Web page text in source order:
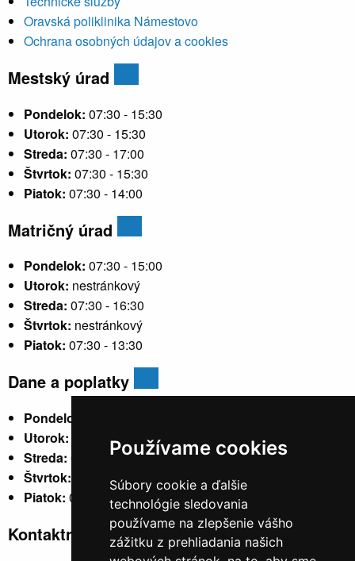
Používame cookies
Súbory cookie a ďalšie
technológie sledovania
používame na zlepšenie vášho
zážitku z prehliadania našich
Oravská poliklinika Námestovo
Ochrana osobných údajov a cookies
Mestský úrad
Pondelok: 07:30 - 15:30
Utorok: 07:30 - 15:30
Streda: 07:30 - 17:00
Štvrtok: 07:30 - 15:30
Piatok: 07:30 - 14:00
Matričný úrad
Pondelok: 07:30 - 15:00
Utorok: nestránkový
Streda: 07:30 - 16:30
Štvrtok: nestránkový
Piatok: 07:30 - 13:30
Dane a poplatky
Pondelok:
Utorok:
nestránkový
Streda: 07:30 - 17:00
Štvrtok:
nestránkový
Piatok: 07:30 - 14:00
Kontaktné údaje